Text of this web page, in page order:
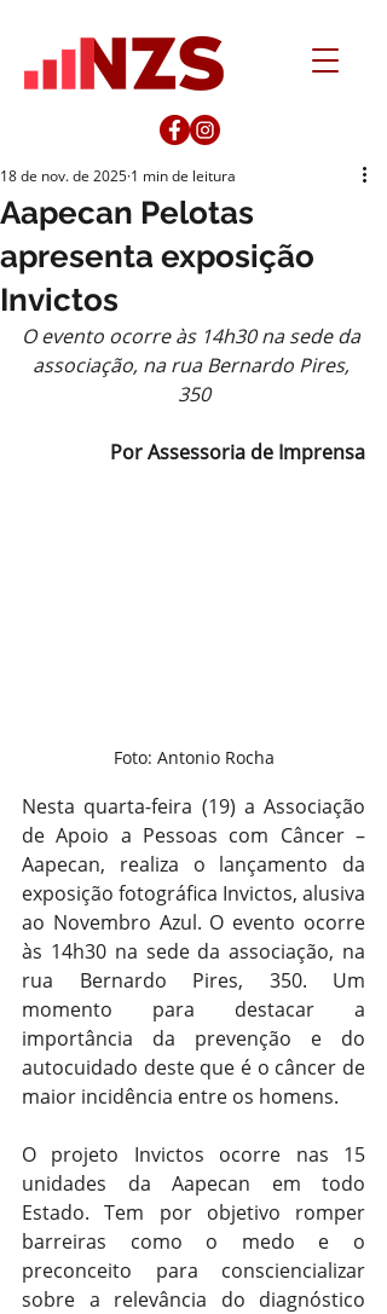
Aapecan Pelotas
apresenta exposição
Invictos
18 de nov. de 2025 1 min de leitura
O evento ocorre às 14h30 na sede da
associação, na rua Bernardo Pires,
350
Por Assessoria de Imprensa
Foto: Antonio Rocha
Nesta quarta-feira (19) a Associação
de Apoio a Pessoas com Câncer –
Aapecan, realiza o lançamento da
exposição fotográfica Invictos, alusiva
ao Novembro Azul. O evento ocorre
às 14h30 na sede da associação, na
rua Bernardo Pires, 350. Um
momento para destacar a
importância da prevenção e do
autocuidado deste que é o câncer de
maior incidência entre os homens.
O projeto Invictos ocorre nas 15
unidades da Aapecan em todo
Estado. Tem por objetivo romper
barreiras como o medo e o
preconceito para consciencializar
sobre a relevância do diagnóstico